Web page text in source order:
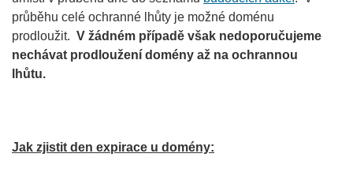
průběhu celé ochranné lhůty je možné doménu
prodloužit. V žádném případě však nedoporučujeme
nechávat prodloužení domény až na ochrannou
lhůtu.
Jak zjistit den expirace u domény: